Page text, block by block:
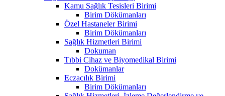
Kamu Sağlık Tesisleri Birimi
Birim Dökümanları
Özel Hastaneler Birimi
Birim Dökümanları
Sağlık Hizmetleri Birimi
Dokuman
Tıbbi Cihaz ve Biyomedikal Birimi
Dokümanlar
Eczacılık Birimi
Birim Dökümanları